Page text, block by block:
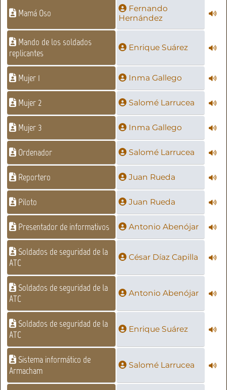
Mamá Oso
Fernando
Hernández
Mando de los soldados
replicantes
Enrique Suárez
Mujer 1 Inma Gallego
Mujer 2 Salomé Larrucea
Mujer 3 Inma Gallego
Ordenador Salomé Larrucea
Reportero Juan Rueda
Piloto Juan Rueda
Presentador de informativos Antonio Abenójar
Soldados de seguridad de la
ATC
César Díaz Capilla
Soldados de seguridad de la
ATC
Antonio Abenójar
Soldados de seguridad de la
ATC
Enrique Suárez
Sistema informático de
Armacham
Salomé Larrucea